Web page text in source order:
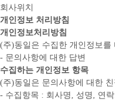
회사위치
개인정보 처리방침
개인정보처리방침
(주)동일은 수집한 개인정보를
- 문의사항에 대한 답변
수집하는 개인정보 항목
(주)동일은 문의사항에 대한
- 수집항목 : 회사명, 성명, 연